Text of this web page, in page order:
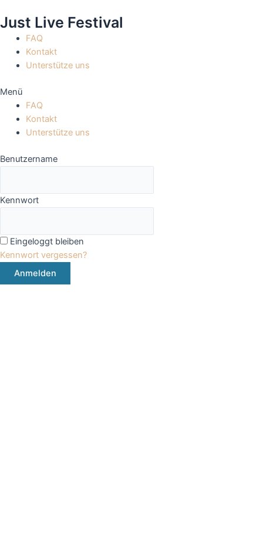
Inhalt
springen
Just Live Festival
FAQ
Kontakt
Unterstütze uns
Menü
FAQ
Kontakt
Unterstütze uns
Benutzername
Kennwort
Eingeloggt bleiben
Kennwort vergessen?